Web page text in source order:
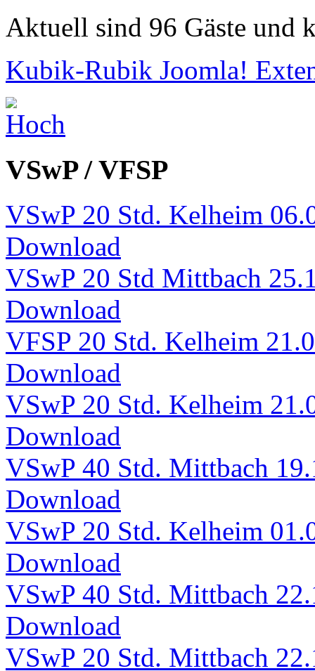
Aktuell sind 96 Gäste und
Kubik-Rubik Joomla!
VSwP / VFSP
VSwP 20 Std. Kelheim
Download
VSwP 20 Std Mittbach
Download
VFSP 20 Std. Kelheim
Download
VSwP 20 Std. Kelheim
Download
VSwP 40 Std. Mittbach
Download
VSwP 20 Std. Kelheim
Download
VSwP 40 Std. Mittbach
Download
VSwP 20 Std. Mittbach